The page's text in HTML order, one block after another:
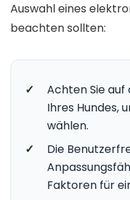
Auswahl eines
beachten sollten:
✓
Achten Sie auf
Ihres Hundes,
wählen.
✓
Die
Faktoren für